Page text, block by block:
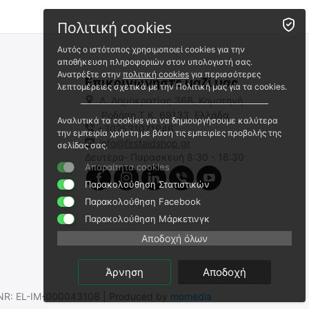
Pro Ration Ultimate tactical
ration Full-Day Menu 1
Ultimate tactical ration Full-Day Menu 1
Σε Απόθεμα
(χωρίς ΦΠΑ)
Pro Ration Chicken Korma
With Rice Λήξη σε 15 Ετη
Pro Ration Chicken Korma With
Άμεσα διαθέσιμο
Αποστολή σε 1 έως 3
εργάσιμες
€13.99
€12.38(χωρίς ΦΠΑ)
Επικοινωνήστε μαζί μας
Λ. Δημοκρατίας 36Β, Κομοτηνή
Ροδόπη,Τ.Κ. 69133, Ελλάδα
+302531071946
info@firstaidshop.gr
Δευτέρα- Παρασκευή 8:30 - 16:30
EL-IM-000043108 | Produced by momedia
Πολιτική cookies
Αυτός ο ιστότοπος χρησιμοποιεί cookies για την
αποθήκευση πληροφοριών στον υπολογιστή σας.
Ανατρέξτε στην πολιτική cookies για περισσότερες
λεπτομέρειες σχετικά με την Πολιτική μας για τα cookies.
Αναλυτικά τα cookies για να δημιουργήσουμε καλύτερα
την εμπειρία χρήστη με βάση τις εμπειρίες προβολής της
σελίδας σας.
Απαραίτητα cookies
Παρακολούθηση Στατιστικών
Παρακολούθηση Facebook
Παρακολούθηση Μάρκετινγκ
Αποδοχή όλων
Άρνηση Αποδοχή